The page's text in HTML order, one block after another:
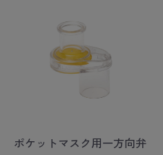
ポケットマスク用一方向弁